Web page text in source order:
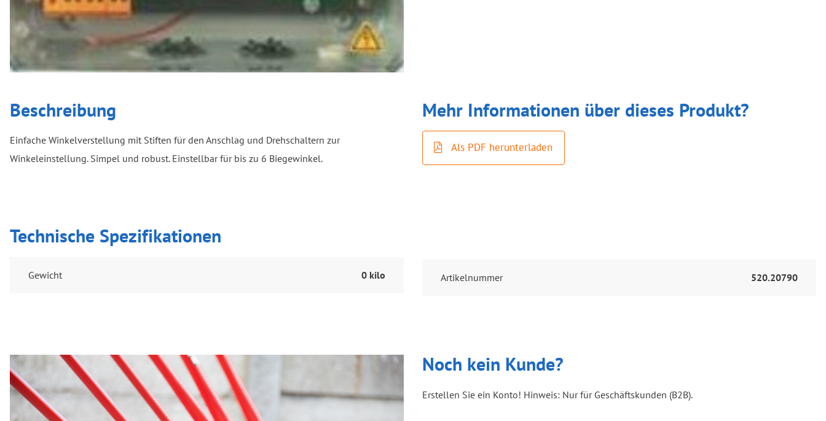
Beschreibung
Einfache Winkelverstellung mit Stiften für den Anschlag und Drehschaltern zur
Winkeleinstellung. Simpel und robust. Einstellbar für bis zu 6 Biegewinkel.
Mehr Informationen über dieses Produkt?
Als PDF herunterladen
Technische Spezifikationen
Gewicht 0 kilo Artikelnummer 520.20790
Noch kein Kunde?
Erstellen Sie ein Konto! Hinweis: Nur für Geschäftskunden (B2B).